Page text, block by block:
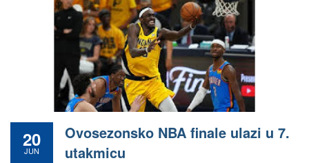
20
JUN
Ovosezonsko NBA finale ulazi u 7.
utakmicu